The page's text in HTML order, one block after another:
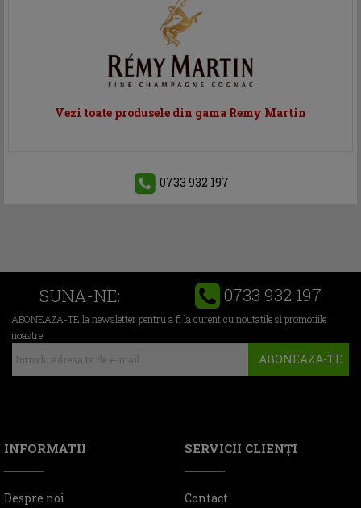
Vezi toate produsele din gama Remy Martin
0733 932 197
SUNA-NE: 0733 932 197
ABONEAZA-TE la newsletter pentru a fi la curent cu noutatile si promotiile
noastre
ABONEAZA-TE
INFORMATII
Despre noi
SERVICII CLIENŢI
Contact